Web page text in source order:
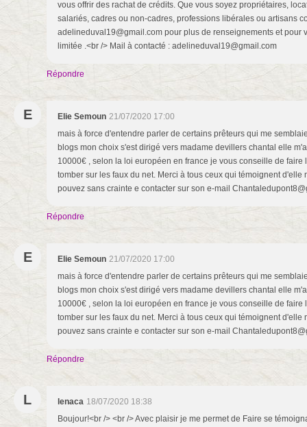
vous offrir des rachat de crédits. Que vous soyez propriétaires,
salariés, cadres ou non-cadres, professions libérales ou artisans
adelineduval19@gmail.com pour plus de renseignements et pour
limitée .<br /> Mail à contacté : adelineduval19@gmail.com
Répondre
E Elie Semoun 21/07/2020 17:00
mais à force d'entendre parler de certains prêteurs qui me
blogs mon choix s'est dirigé vers madame devillers chantal elle
10000€ , selon la loi européen en france je vous conseille de faire
tomber sur les faux du net. Merci à tous ceux qui témoignent d'elle
pouvez sans crainte e contacter sur son e-mail
Répondre
E Elie Semoun 21/07/2020 17:00
mais à force d'entendre parler de certains prêteurs qui me
blogs mon choix s'est dirigé vers madame devillers chantal elle
10000€ , selon la loi européen en france je vous conseille de faire
tomber sur les faux du net. Merci à tous ceux qui témoignent d'elle
pouvez sans crainte e contacter sur son e-mail
Répondre
L lenaca 18/07/2020 18:38
Boujour!<br /> <br /> Avec plaisir je me permet de Faire se